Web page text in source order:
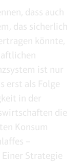
dass auch
das sicherlich
könnte,
ist nur
erst als Folge
in der
die
Konsum
–
Strategie